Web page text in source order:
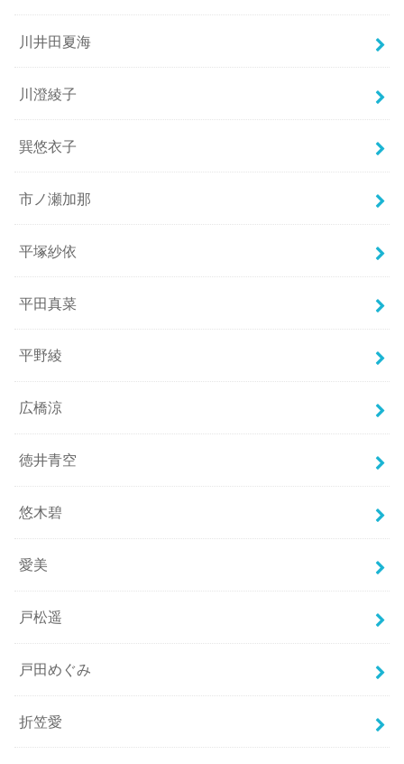
川井田夏海
川澄綾子
巽悠衣子
市ノ瀬加那
平塚紗依
平田真菜
平野綾
広橋涼
徳井青空
悠木碧
愛美
戸松遥
戸田めぐみ
折笠愛